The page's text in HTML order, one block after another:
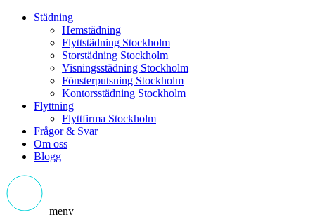
Städning
Hemstädning
Flyttstädning Stockholm
Storstädning Stockholm
Visningsstädning Stockholm
Fönsterputsning Stockholm
Kontorsstädning Stockholm
Flyttning
Flyttfirma Stockholm
Frågor & Svar
Om oss
Blogg
meny